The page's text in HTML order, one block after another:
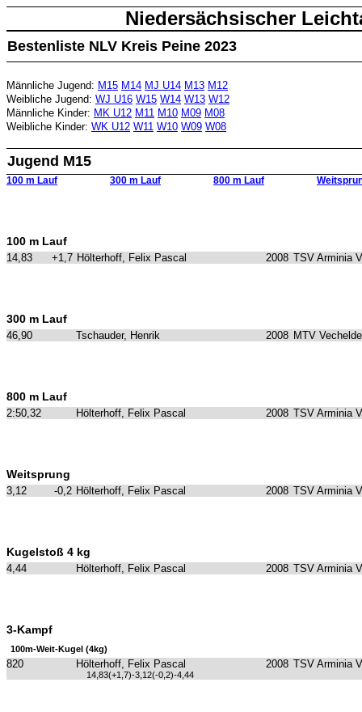
Niedersächsischer
Bestenliste NLV Kreis Peine 2023
Männliche Jugend: M15 M14 MJ U14 M13 M12
Weibliche Jugend: WJ U16 W15 W14 W13 W12
Männliche Kinder: MK U12 M11 M10 M09 M08
Weibliche Kinder: WK U12 W11 W10 W09 W08
Jugend M15
100 m Lauf 300 m Lauf 800 m Lauf
100 m Lauf
14,83 +1,7 Hölterhoff, Felix Pascal 2008 TSV Arminia
300 m Lauf
46,90 Tschauder, Henrik 2008 MTV Vechelde
800 m Lauf
2:50,32 Hölterhoff, Felix Pascal 2008 TSV Arminia
Weitsprung
3,12 -0,2 Hölterhoff, Felix Pascal 2008 TSV Arminia
Kugelstoß 4 kg
4,44 Hölterhoff, Felix Pascal 2008 TSV Arminia
3-Kampf
100m-Weit-Kugel (4kg)
820 Hölterhoff, Felix Pascal 2008 TSV Arminia
14,83(+1,7)-3,12(-0,2)-4,44